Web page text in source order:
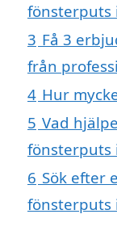
fönsterputs
3 Få 3
från
4 Hur
5 Vad
fönsterputs
6 Sök efter
fönsterputs